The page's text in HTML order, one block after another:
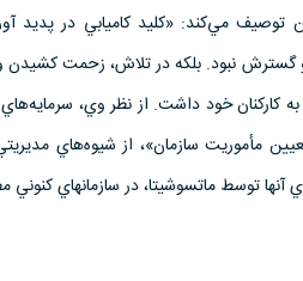
مي‌كند: «كليد كاميابي در پديد
نبود. بلكه در تلاش، زحمت كشيدن
كاركنان خود داشت. از نظر وي،
مأموريت سازمان»، از شيوه‌هاي
توسط ماتسوشيتا، در سازمانهاي كنوني